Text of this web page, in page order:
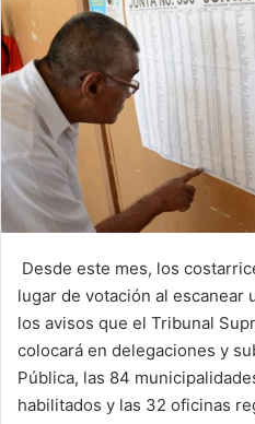
Desde este mes, los
lugar de votación al escanear
los avisos que el Tribunal
colocará en delegaciones y
Pública, las 84
habilitados y las 32 oficinas